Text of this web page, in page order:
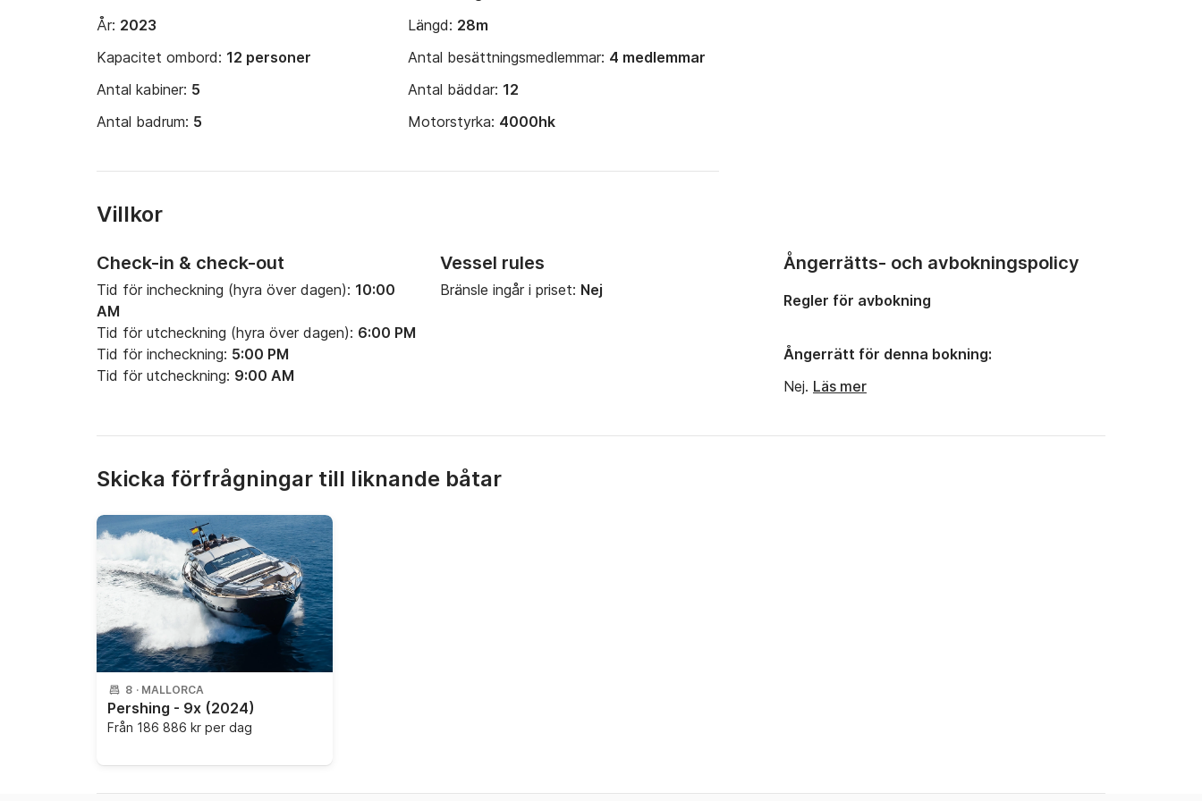
År: 2023 Längd: 28m
Kapacitet ombord: 12 personer Antal besättningsmedlemmar: 4 medlemmar
Antal kabiner: 5 Antal bäddar: 12
Antal badrum: 5 Motorstyrka: 4000hk
Villkor
Check-in & check-out
Tid för incheckning (hyra över dagen): 10:00
AM
Tid för utcheckning (hyra över dagen): 6:00 PM
Tid för incheckning: 5:00 PM
Tid för utcheckning: 9:00 AM
Vessel rules
Bränsle ingår i priset: Nej
Ångerrätts- och avbokningspolicy
Regler för avbokning
Ångerrätt för denna bokning:
Nej. Läs mer
Skicka förfrågningar till liknande båtar
8 · MALLORCA
Pershing - 9x (2024)
Från 186 886 kr per dag